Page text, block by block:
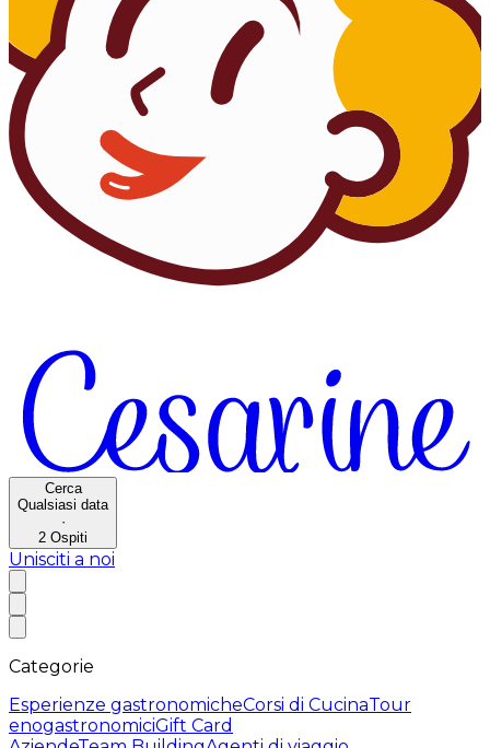
Cerca
Qualsiasi data
·
2 Ospiti
Unisciti a noi
Categorie
Esperienze gastronomicheCorsi di CucinaTour
enogastronomiciGift Card